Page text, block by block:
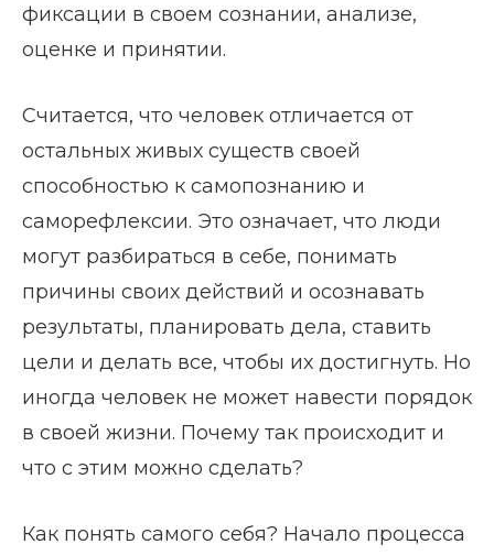
фиксации в своем сознании, анализе,
оценке и принятии.
Считается, что человек отличается от
остальных живых существ своей
способностью к самопознанию и
саморефлексии. Это означает, что люди
могут разбираться в себе, понимать
причины своих действий и осознавать
результаты, планировать дела, ставить
цели и делать все, чтобы их достигнуть. Но
иногда человек не может навести порядок
в своей жизни. Почему так происходит и
что с этим можно сделать?
Как понять самого себя? Начало процесса